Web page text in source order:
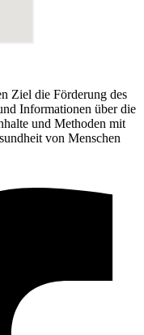
Ziel die Förderung des
Informationen über die
und Methoden mit
von Menschen